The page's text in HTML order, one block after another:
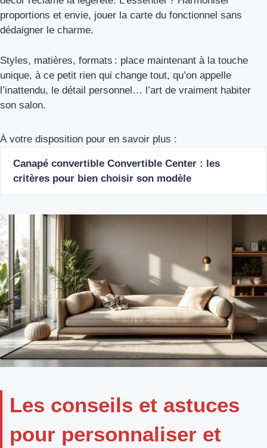
proportions et envie, jouer la carte du fonctionnel sans
dédaigner le charme.
Styles, matières, formats : place maintenant à la touche
unique, à ce petit rien qui change tout, qu’on appelle
l’inattendu, le détail personnel… l’art de vraiment habiter
son salon.
À votre disposition pour en savoir plus :
Canapé convertible Convertible Center : les
critères pour bien choisir son modèle
Les conseils et astuces
pour personnaliser et